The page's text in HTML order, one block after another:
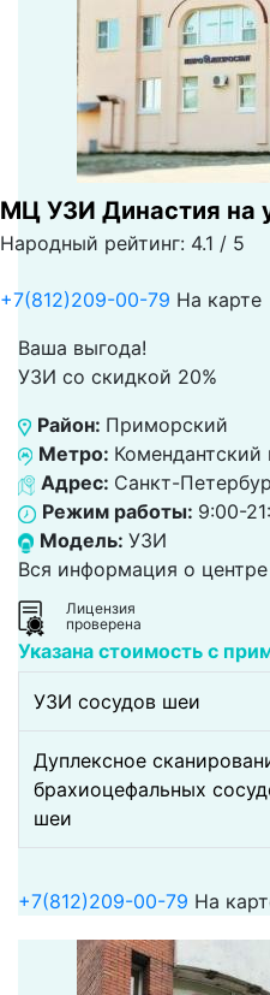
МЦ УЗИ Династия на
Народный рейтинг: 4.1 / 5
+7(812)209-00-79 На карте
Ваша выгода!
УЗИ со скидкой 20%
Район: Приморский
Метро: Комендантский
Адрес: Санкт-
Режим работы: 9:00-
Модель: УЗИ
Вся информация о центре
Лицензия
проверена
Указана стоимость с
УЗИ сосудов шеи
Дуплексное
брахиоцефальных
шеи
+7(812)209-00-79 На